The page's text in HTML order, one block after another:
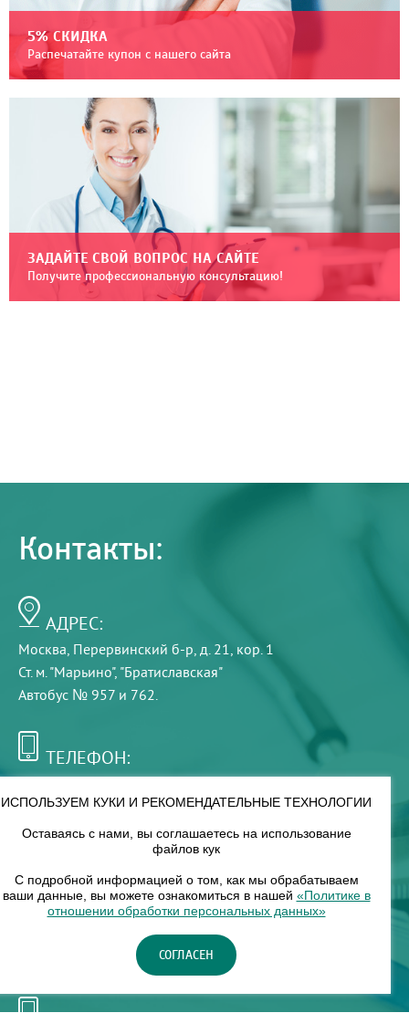
5% СКИДКА
Распечатайте купон с нашего сайта
ЗАДАЙТЕ СВОЙ ВОПРОС НА САЙТЕ
Получите профессиональную консультацию!
Контакты:
АДРЕС:
Москва, Перервинский б-р, д. 21, кор. 1
Ст. м. "Марьино", "Братиславская"
Автобус № 957 и 762.
ТЕЛЕФОН:
РЕЖИМ РАБОТЫ:
8 — 18
НАШ ФИЛИАЛ:
Москва, м. Нагорное, Нагорный б-р, д. 19, кор. 1
ИСПОЛЬЗУЕМ КУКИ И РЕКОМЕНДАТЕЛЬНЫЕ ТЕХНОЛОГИИ
Оставаясь с нами, вы соглашаетесь на использование
файлов кук
С подробной информацией о том, как мы обрабатываем
ваши данные, вы можете ознакомиться в нашей «Политике в
отношении обработки персональных данных»
СОГЛАСЕН